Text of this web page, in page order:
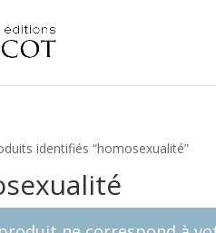
identifiés “homosexualité”